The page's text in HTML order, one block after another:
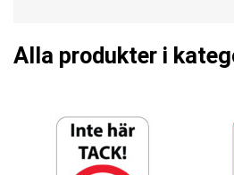
Alla produkter i